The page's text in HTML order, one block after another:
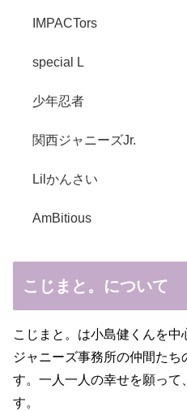
IMPACTors
special L
少年忍者
関西ジャニーズJr.
Lilかんさい
AmBitious
こじまと。について
こじまと。は小島健くんを
ジャニーズ事務所の仲間た
す。一人一人の幸せを願って
す。